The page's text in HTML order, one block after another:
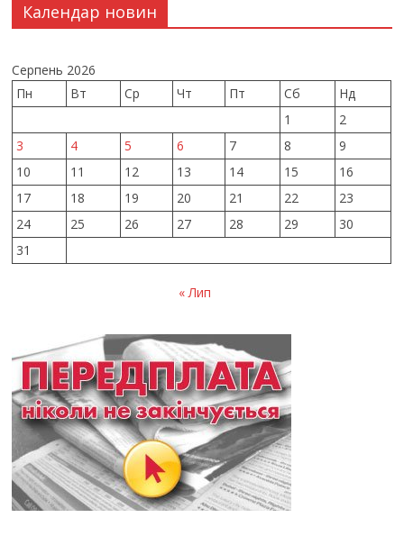
Календар новин
Серпень 2026
Пн
Вт Ср Чт Пт Сб
Нд
1
2
3
4 5 6 7 8
9
10
11 12 13 14 15
16
17
18 19 20 21 22
23
24
25 26 27 28 29
30
31
« Лип